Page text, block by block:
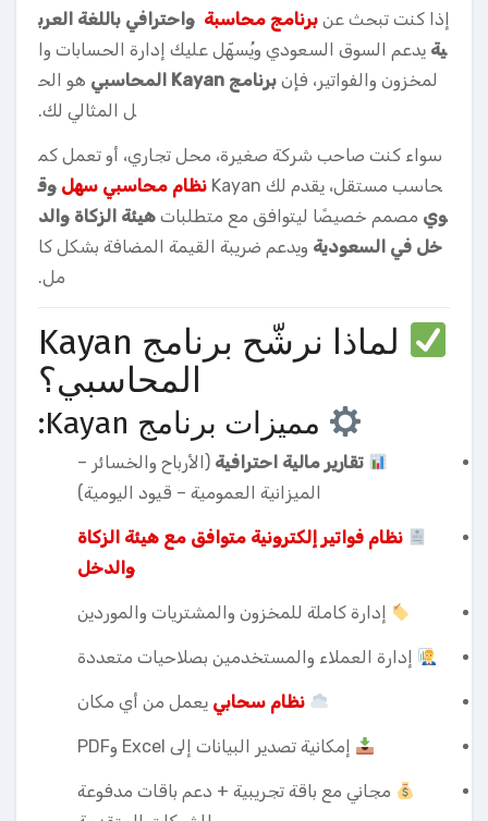
إذا كنت تبحث عن برنامج محاسبة واحترافي باللغة العرب
ية يدعم السوق السعودي ويُسهّل عليك إدارة الحسابات وا
لمخزون والفواتير، فإن برنامج Kayan المحاسبي
هو الح
ل المثالي لك.
سواء كنت صاحب شركة صغيرة، محل تجاري، أو تعمل كم
حاسب مستقل، يقدم لك Kayan
نظام محاسبي سهل وق
وي مصمم خصيصًا ليتوافق مع متطلبات هيئة الزكاة والد
خل في السعودية ويدعم ضريبة القيمة المضافة بشكل كا
مل.
لماذا نرشّح برنامج Kayan
المحاسبي؟
مميزات برنامج Kayan:
تقارير مالية احترافية (الأرباح والخسائر –
الميزانية العمومية – قيود اليومية)
نظام فواتير إلكترونية متوافق مع هيئة الزكاة
والدخل
إدارة كاملة للمخزون والمشتريات والموردين
إدارة العملاء والمستخدمين بصلاحيات متعددة
نظام سحابي يعمل من أي مكان
إمكانية تصدير البيانات إلى Excel وPDF
مجاني مع باقة تجريبية + دعم باقات مدفوعة